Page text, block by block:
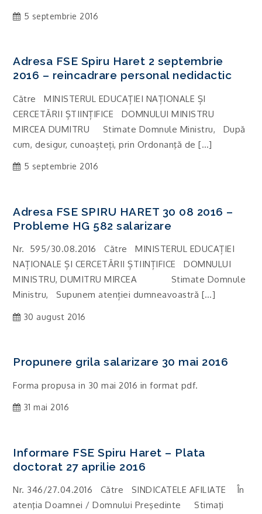
5 septembrie 2016
Adresa FSE Spiru Haret 2 septembrie
2016 – reincadrare personal nedidactic
Către MINISTERUL EDUCAȚIEI NAȚIONALE ȘI
CERCETĂRII ȘTIINȚIFICE DOMNULUI MINISTRU
MIRCEA DUMITRU Stimate Domnule Ministru, După
cum, desigur, cunoașteți, prin Ordonanţă de […]
5 septembrie 2016
Adresa FSE SPIRU HARET 30 08 2016 –
Probleme HG 582 salarizare
Nr. 595/30.08.2016 Către MINISTERUL EDUCAȚIEI
NAȚIONALE ȘI CERCETĂRII ȘTIINȚIFICE DOMNULUI
MINISTRU, DUMITRU MIRCEA Stimate Domnule
Ministru, Supunem atenției dumneavoastră […]
30 august 2016
Propunere grila salarizare 30 mai 2016
Forma propusa in 30 mai 2016 in format pdf.
31 mai 2016
Informare FSE Spiru Haret – Plata
doctorat 27 aprilie 2016
Nr. 346/27.04.2016 Către SINDICATELE AFILIATE În
atenţia Doamnei / Domnului Preşedinte Stimaţi